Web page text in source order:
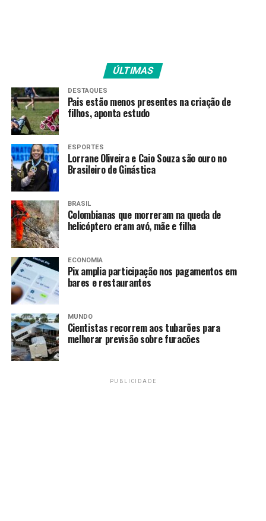
DF amplia prazo para adaptação de empresas à nova
Nota Fiscal de Serviço Eletrônica
Amarildo Mota
ÚLTIMAS
DESTAQUES
Pais estão menos presentes na criação de
filhos, aponta estudo
ESPORTES
Lorrane Oliveira e Caio Souza são ouro no
Brasileiro de Ginástica
BRASIL
Colombianas que morreram na queda de
helicóptero eram avó, mãe e filha
ECONOMIA
Pix amplia participação nos pagamentos em
bares e restaurantes
MUNDO
Cientistas recorrem aos tubarões para
melhorar previsão sobre furacões
PUBLICIDADE